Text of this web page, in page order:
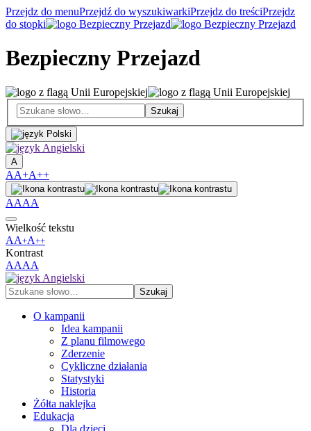
Przejdz do menuPrzejdź do wyszukiwarkiPrzejdz do treściPrzejdz
do stopki
Bezpieczny Przejazd
A
AA+A++
AAAA
Wielkość tekstu
AA+A++
Kontrast
AAAA
O kampanii
Idea kampanii
Z planu filmowego
Zderzenie
Cykliczne działania
Statystyki
Historia
Żółta naklejka
Edukacja